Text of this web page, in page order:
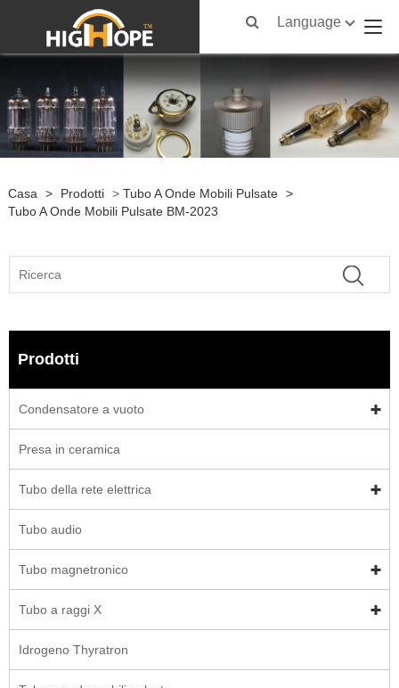
Language
Casa > Prodotti > Tubo A Onde Mobili Pulsate >
Tubo A Onde Mobili Pulsate BM-2023
Prodotti
Condensatore a vuoto
Presa in ceramica
Tubo della rete elettrica
Tubo audio
Tubo magnetronico
Tubo a raggi X
Idrogeno Thyratron